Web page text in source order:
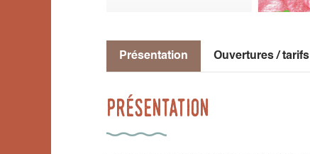
Présentation Ouvertures / tarifs
Présentation